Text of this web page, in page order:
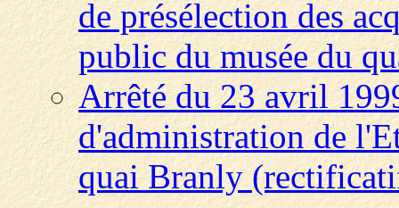
de présélection des
public du musée du
Arrêté du 23 avril
d'administration de
quai Branly